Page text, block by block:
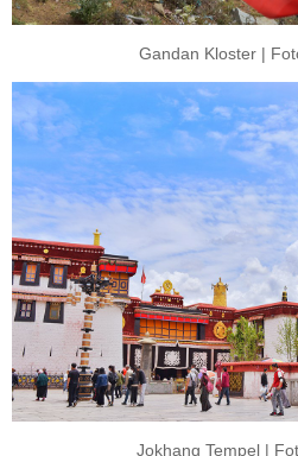
Gandan Kloster |
Jokhang Tempel |